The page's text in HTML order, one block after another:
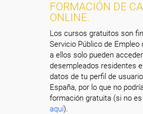
FORMACIÓN DE
ONLINE.
Los cursos gratuitos son
Servicio Público de Empleo
a ellos solo pueden
desempleados residentes
datos de tu perfil de
España, por lo que no
formación gratuita (si no
aquí).